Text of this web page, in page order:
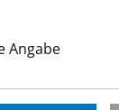
Angabe